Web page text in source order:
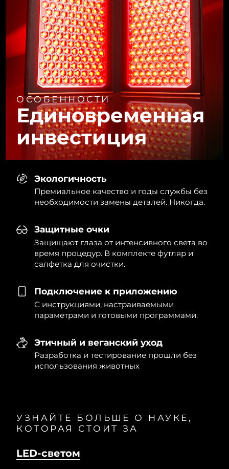
ОСОБЕННОСТИ
Единовременная
инвестиция
Экологичность
Премиальное качество и годы службы без
необходимости замены деталей. Никогда.
Защитные очки
Защищают глаза от интенсивного света во
время процедур. В комплекте футляр и
салфетка для очистки.
Подключение к приложению
С инструкциями, настраиваемыми
параметрами и готовыми программами.
Этичный и веганский уход
Разработка и тестирование прошли без
использования животных
УЗНАЙТЕ БОЛЬШЕ О НАУКЕ,
КОТОРАЯ СТОИТ ЗА
LED-светом